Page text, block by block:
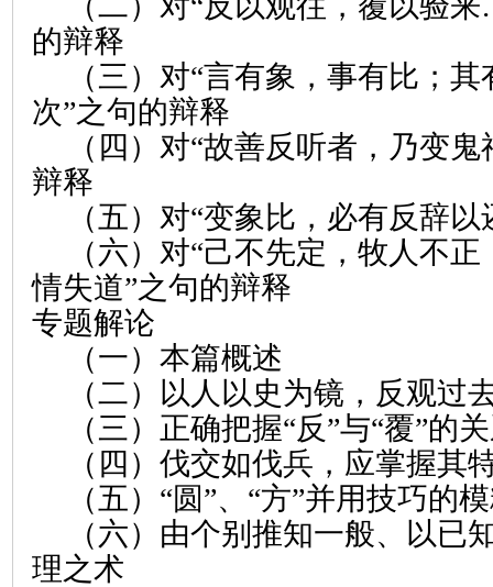
的辩释
（三）对“言有象，事有比；
次”之句的辩释
（四）对“故善反听者，乃变
辩释
（五）对“变象比，必有反辞
（六）对“己不先定，牧人不
情失道”之句的辩释
专题解论
（一）本篇概述
（二）以人以史为镜，反观过
（三）正确把握“反”与“覆”的
（四）伐交如伐兵，应掌握其
（五）“圆”、“方”并用技巧的
（六）由个别推知一般、以已
理之术